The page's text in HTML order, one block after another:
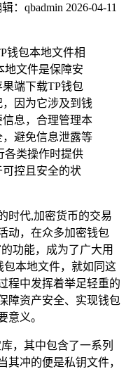
：qbadmin 2026-04-11
钱包本地文件相
地文件是保障安
端下载TP钱包
因为它涉及到钱
息，合理管理本
避免信息泄露等
各类操作时提供
控且安全的状
时代,加密货币的交易
动，在众多加密钱包
功能，成为了广大用
包本地文件，就如同这
程中发挥着举足轻重的
障资产安全、实现钱包
意义。
，其中包含了一系列
其冲的便是私钥文件，